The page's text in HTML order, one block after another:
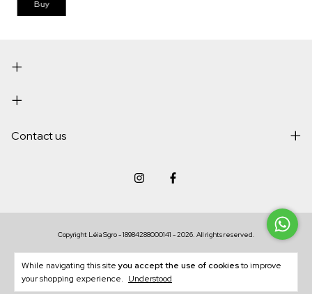
While navigating this siteyou accept the use of cookiesto improve
your shopping experience. Understood
Contact us
Copyright Léia Sgro - 18984288000141 - 2026. All rights reserved.